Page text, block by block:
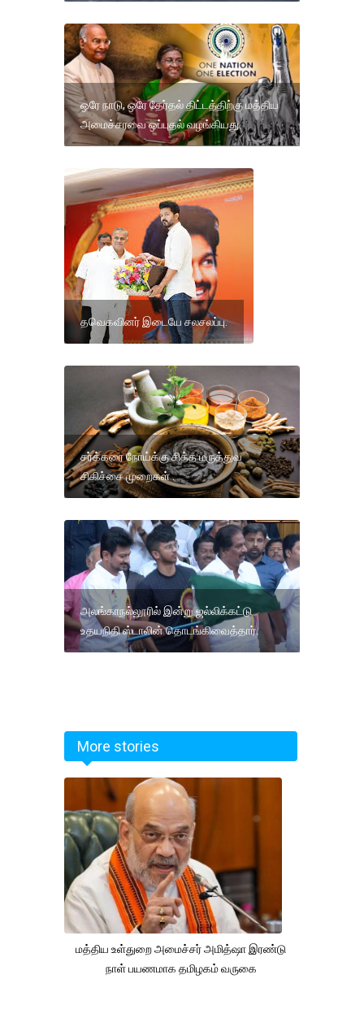
ஒரே நாடு, ஒரே தேர்தல் திட்டத்திற்கு மத்திய
அமைச்சரவை ஒப்புதல் வழங்கியது.
தவெகவினர் இடையே சலசலப்பு.
சர்க்கரை நோய்க்கு சித்த மருத்துவ
சிகிச்சை முறைகள் .
அலங்காநல்லூரில் இன்று ஜல்லிக்கட்டு
உதயநிதி ஸ்டாலின் தொடங்கிவைத்தார்.
More stories
மத்திய உள்துறை அமைச்சர் அமித்ஷா இரண்டு
நாள் பயணமாக தமிழகம் வருகை